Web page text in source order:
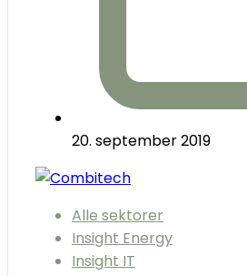
20. september 2019
Alle sektorer
Insight Energy
Insight IT